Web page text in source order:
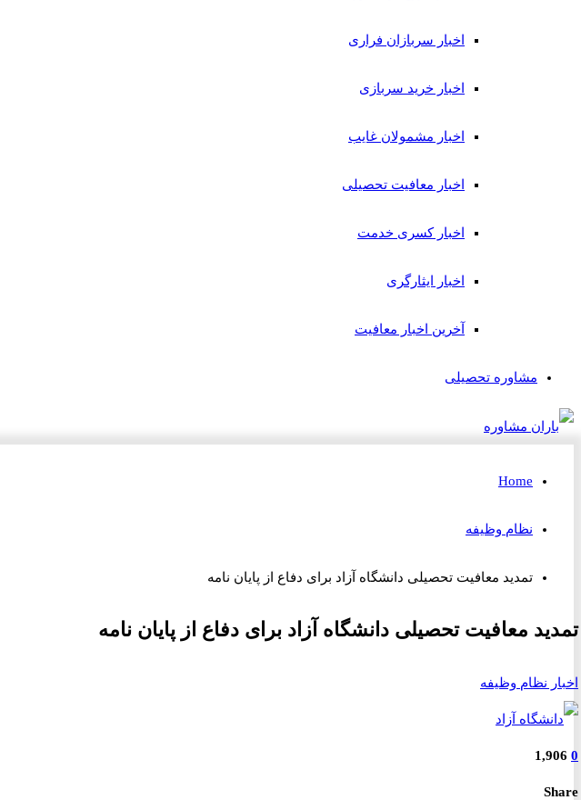
اخبار سربازان فراری
اخبار خرید سربازی
اخبار مشمولان غایب
اخبار معافیت تحصیلی
اخبار کسری خدمت
اخبار ایثارگری
آخرین اخبار معافیت
مشاوره تحصیلی
Home
نظام وظیفه
تمدید معافیت تحصیلی دانشگاه آزاد برای دفاع از پایان نامه
تمدید معافیت تحصیلی دانشگاه آزاد برای دفاع از پایان نامه
اخبار نظام وظیفه
0
1,906
Share